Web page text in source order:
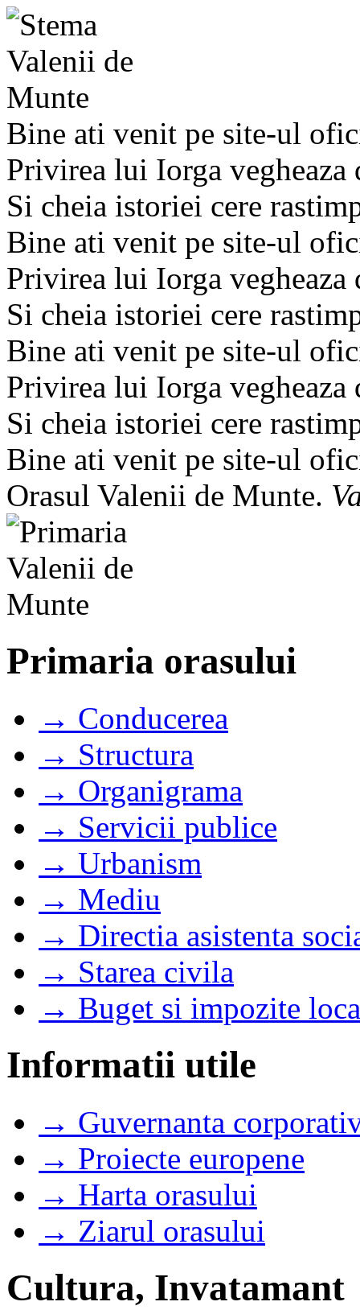
Bine ati venit pe site-ul
Privirea lui Iorga
Si cheia istoriei cere
Bine ati venit pe site-ul
Privirea lui Iorga
Si cheia istoriei cere
Bine ati venit pe site-ul
Privirea lui Iorga
Si cheia istoriei cere
Bine ati venit pe site-ul
Orasul Valenii de Munte.
Primaria orasului
→ Conducerea
→ Structura
→ Organigrama
→ Servicii publice
→ Urbanism
→ Mediu
→ Directia asistenta
→ Starea civila
→ Buget si impozite
Informatii utile
→ Guvernanta
→ Proiecte europene
→ Harta orasului
→ Ziarul orasului
Cultura, Invatamant